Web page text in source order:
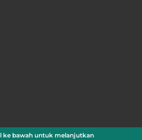
ke bawah untuk melanjutkan